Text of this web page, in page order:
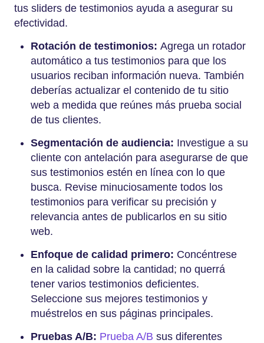
tus sliders de testimonios ayuda a asegurar su
efectividad.
Rotación de testimonios: Agrega un rotador
automático a tus testimonios para que los
usuarios reciban información nueva. También
deberías actualizar el contenido de tu sitio
web a medida que reúnes más prueba social
de tus clientes.
Segmentación de audiencia: Investigue a su
cliente con antelación para asegurarse de que
sus testimonios estén en línea con lo que
busca. Revise minuciosamente todos los
testimonios para verificar su precisión y
relevancia antes de publicarlos en su sitio
web.
Enfoque de calidad primero: Concéntrese
en la calidad sobre la cantidad; no querrá
tener varios testimonios deficientes.
Seleccione sus mejores testimonios y
muéstrelos en sus páginas principales.
Pruebas A/B: Prueba A/B sus diferentes